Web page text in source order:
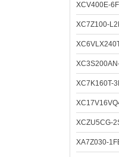
XCV400E-
XC7Z100-
XC7K160T-
XCZU5CG-
XA7Z030-